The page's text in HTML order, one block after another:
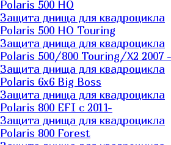
Polaris 500 HO
Защита днища для квадроцикла
Polaris 500 HO Touring
Защита днища для квадроцикла
Polaris 500/800 Touring/X2 2007 -
Защита днища для квадроцикла
Polaris 6х6 Big Boss
Защита днища для квадроцикла
Polaris 800 EFI с 2011-
Защита днища для квадроцикла
Polaris 800 Forest